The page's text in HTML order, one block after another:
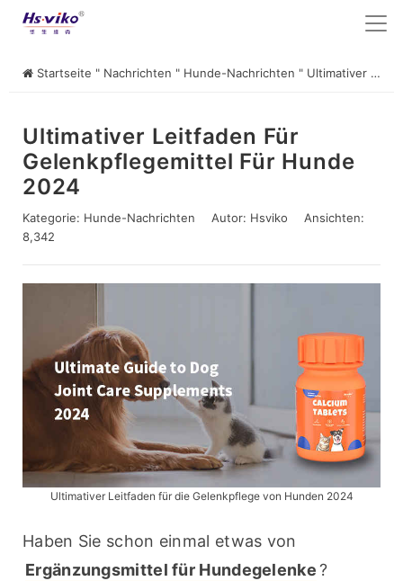
Startseite " Nachrichten " Hunde-Nachrichten " Ultimativer Leitfaden für Gelenkpflegemittel für Hunde 2024
Ultimativer Leitfaden Für
Gelenkpflegemittel Für Hunde
2024
Kategorie: Hunde-Nachrichten Autor: Hsviko
Ansichten:
8,342
Ultimativer Leitfaden für die Gelenkpflege von Hunden 2024
Ergänzungsmittel für Hundegelenke?